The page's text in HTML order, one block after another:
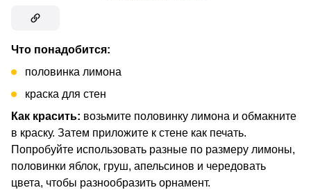
Что понадобится:
половинка лимона
краска для стен
Как красить: возьмите половинку лимона и обмакните
в краску. Затем приложите к стене как печать.
Попробуйте использовать разные по размеру лимоны,
половинки яблок, груш, апельсинов и чередовать
цвета, чтобы разнообразить орнамент.